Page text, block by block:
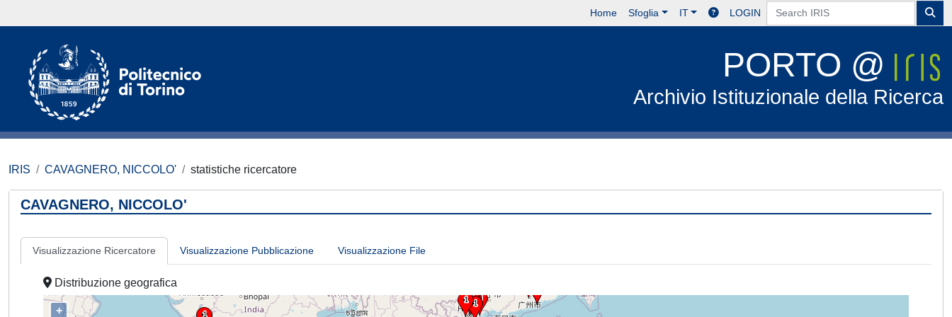
Home Sfoglia IT LOGIN
PORTO @
Archivio Istituzionale della Ricerca
IRIS CAVAGNERO, NICCOLO' statistiche ricercatore
CAVAGNERO, NICCOLO'
Visualizzazione Ricercatore Visualizzazione Pubblicazione Visualizzazione File
Distribuzione geografica
+